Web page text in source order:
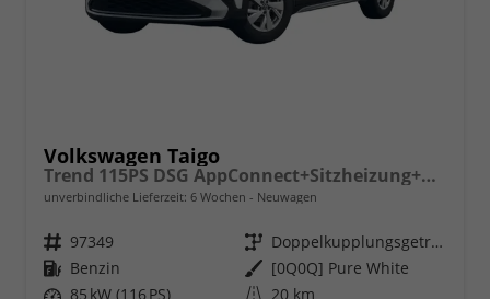
Volkswagen Taigo
Trend 115PS DSG AppConnect+Sitzheizung+PDC+Alu16+LED+DAB+FrontAssist
unverbindliche Lieferzeit: 6 Wochen Neuwagen
Fahrzeugnr. 97349 Getriebe
Doppelkupplungsgetriebe (DSG)
Kraftstoff Benzin Außenfarbe [0Q0Q] Pure White
Leistung 85 kW (116 PS) Kilometerstand 20 km